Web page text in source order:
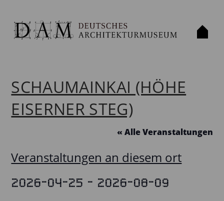
SCHAUMAINKAI (HÖHE
EISERNER STEG)
« Alle Veranstaltungen
Veranstaltungen an diesem ort
2026-04-25 - 2026-08-09